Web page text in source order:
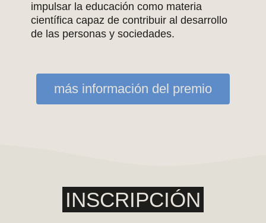
impulsar la educación como materia
científica capaz de contribuir al desarrollo
de las personas y sociedades.
más información del premio
INSCRIPCIÓN